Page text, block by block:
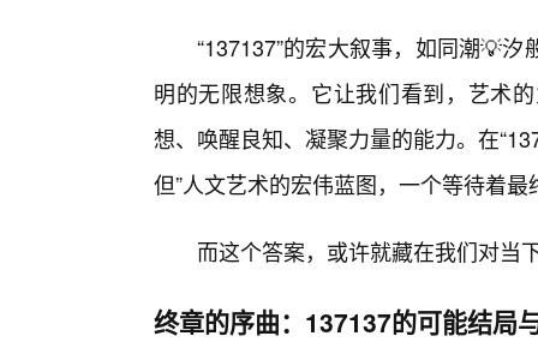
“137137”的宏大叙事，如同潮💡
明的无限想象。它让我们看到，艺术
想、唤醒良知、凝聚力量的能力。在
但”人文艺术的宏伟蓝图，一个等待着
而这个答案，或许就藏在我们对当
终章的序曲：137137的可能结局